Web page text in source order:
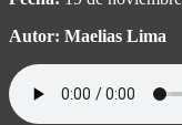
Autor: Maelias Lima